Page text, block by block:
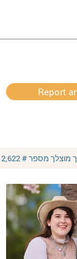
Report
מוצלך מספר # 2,622